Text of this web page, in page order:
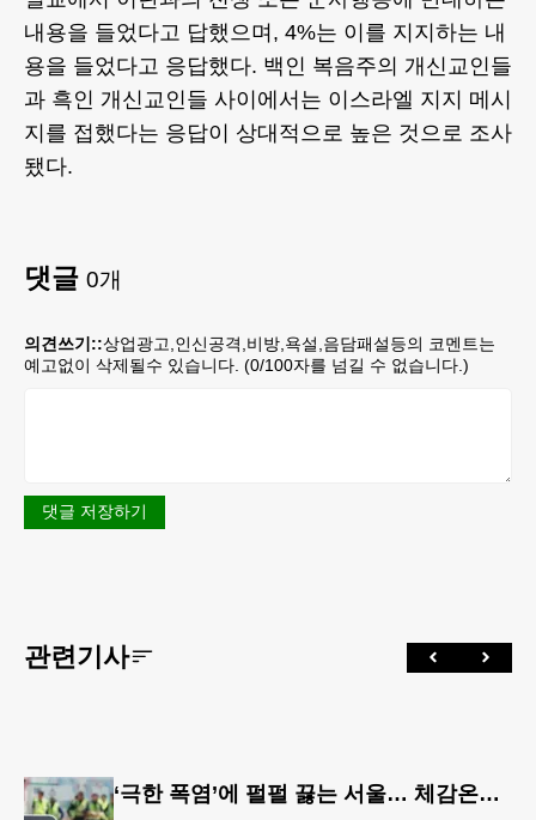
내용을 들었다고 답했으며, 4%는 이를 지지하는 내
용을 들었다고 응답했다. 백인 복음주의 개신교인들
과 흑인 개신교인들 사이에서는 이스라엘 지지 메시
지를 접했다는 응답이 상대적으로 높은 것으로 조사
됐다.
댓글 0개
의견쓰기::상업광고,인신공격,비방,욕설,음담패설등의 코멘트는
예고없이 삭제될수 있습니다. (0/100자를 넘길 수 없습니다.)
댓글 저장하기
관련기사
‘극한 폭염’에 펄펄 끓는 서울… 체감온도 ‘섭씨 49.5도’